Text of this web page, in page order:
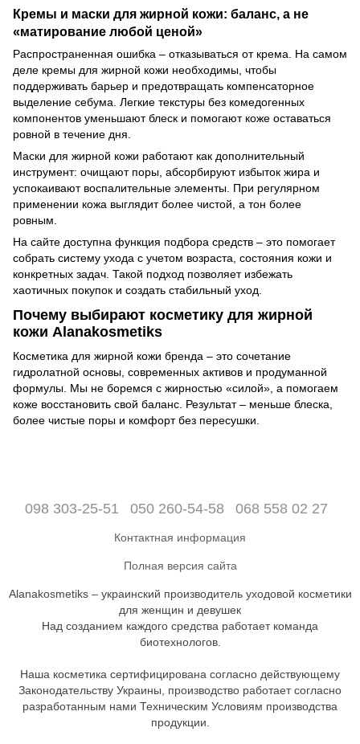
Кремы и маски для жирной кожи: баланс, а не
«матирование любой ценой»
Распространенная ошибка – отказываться от крема. На самом
деле кремы для жирной кожи необходимы, чтобы
поддерживать барьер и предотвращать компенсаторное
выделение себума. Легкие текстуры без комедогенных
компонентов уменьшают блеск и помогают коже оставаться
ровной в течение дня.
Маски для жирной кожи работают как дополнительный
инструмент: очищают поры, абсорбируют избыток жира и
успокаивают воспалительные элементы. При регулярном
применении кожа выглядит более чистой, а тон более
ровным.
На сайте доступна функция подбора средств – это помогает
собрать систему ухода с учетом возраста, состояния кожи и
конкретных задач. Такой подход позволяет избежать
хаотичных покупок и создать стабильный уход.
Почему выбирают косметику для жирной
кожи Alanakosmetiks
Косметика для жирной кожи бренда – это сочетание
гидролатной основы, современных активов и продуманной
формулы. Мы не боремся с жирностью «силой», а помогаем
коже восстановить свой баланс. Результат – меньше блеска,
более чистые поры и комфорт без пересушки.
098 303-25-51 050 260-54-58 068 558 02 27
Контактная информация
Полная версия сайта
Alanakosmetiks – украинский производитель уходовой косметики
для женщин и девушек
Над созданием каждого средства работает команда
биотехнологов.
Наша косметика сертифицирована согласно действующему
Законодательству Украины, производство работает согласно
разработанным нами Техническим Условиям производства
продукции.